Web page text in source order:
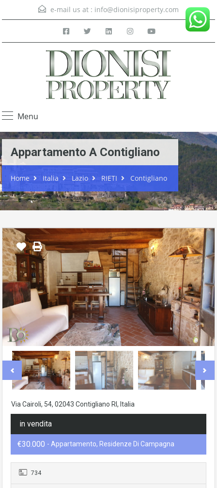
e-mail us at : info@dionisiproperty.com
Menu
Appartamento A Contigliano
Home Italia Lazio RIETI Contigliano
Via Cairoli, 54, 02043 Contigliano RI, Italia
in vendita
€30.000 - Appartamento, Residenze Di Campagna
734